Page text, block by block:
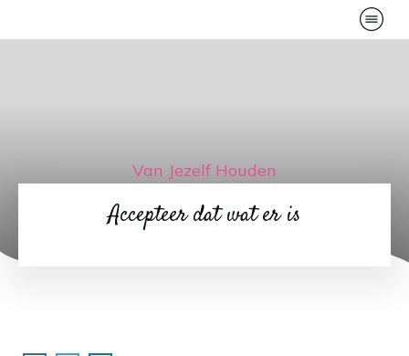
Van Jezelf Houden
Accepteer dat wat er is